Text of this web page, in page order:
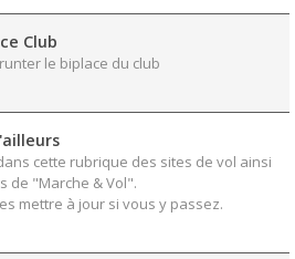
Club
le biplace du club
cette rubrique des sites de vol ainsi
de "Marche & Vol".
mettre à jour si vous y passez.